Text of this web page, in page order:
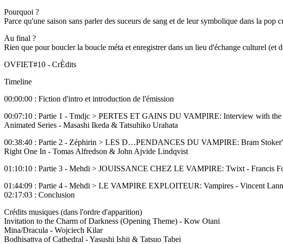
Pourquoi ?
Parce qu'une saison sans parler des suceurs de sang et de leur symbolique dans la pop
Au final ?
Rien que pour boucler la boucle méta et enregistrer dans un lieu d'échange culturel
OVFIET#10 - CrÈdits
Timeline
00:00:00 : Fiction d'intro et introduction de l'émission
00:07:10 : Partie 1 - Tmdjc > PERTES ET GAINS DU VAMPIRE: Interview with the
Animated Series - Masashi Ikeda & Tatsuhiko Urahata
00:38:40 : Partie 2 - Zéphirin > LES D…PENDANCES DU VAMPIRE: Bram
Right One In - Tomas Alfredson & John Ajvide Lindqvist
01:10:10 : Partie 3 - Mehdi > JOUISSANCE CHEZ LE VAMPIRE: Twixt - Francis
01:44:09 : Partie 4 - Mehdi > LE VAMPIRE EXPLOITEUR: Vampires - Vincent
02:17:03 : Conclusion
Crédits musiques (dans l'ordre d'apparition)
Invitation to the Charm of Darkness (Opening Theme) - Kow Otani
Mina/Dracula - Wojciech Kilar
Bodhisattva of Cathedral - Yasushi Ishii & Tatsuo Tabei